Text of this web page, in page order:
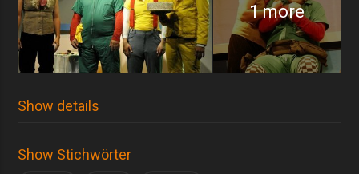
1 more
Show details
Show Stichwörter